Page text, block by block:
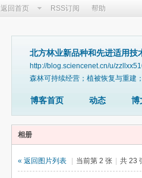
返回首页 RSS订阅 帮助
北方林业新品种和先进适用技
http://blog.sciencenet.cn/u/
森林可持续经营；植被恢复与重建
博客首页 动态 博
相册
« 返回图片列表 当前第 2 张 共 23